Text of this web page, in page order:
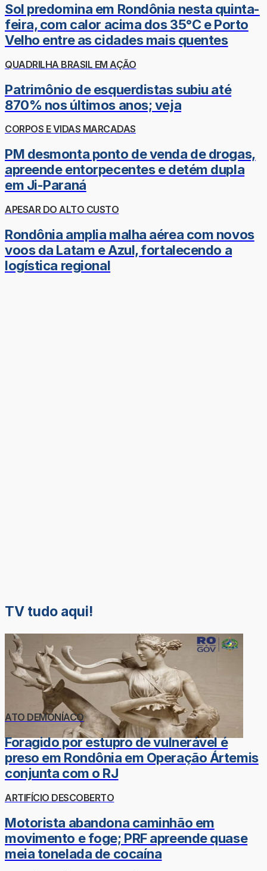
Sol predomina em Rondônia nesta quinta-
feira, com calor acima dos 35°C e Porto
Velho entre as cidades mais quentes
QUADRILHA BRASIL EM AÇÃO
Patrimônio de esquerdistas subiu até
870% nos últimos anos; veja
CORPOS E VIDAS MARCADAS
PM desmonta ponto de venda de drogas,
apreende entorpecentes e detém dupla
em Ji-Paraná
APESAR DO ALTO CUSTO
Rondônia amplia malha aérea com novos
voos da Latam e Azul, fortalecendo a
logística regional
TV tudo aqui!
ATO DEMONÍACO
Foragido por estupro de vulnerável é
preso em Rondônia em Operação Ártemis
conjunta com o RJ
ARTIFÍCIO DESCOBERTO
Motorista abandona caminhão em
movimento e foge; PRF apreende quase
meia tonelada de cocaína